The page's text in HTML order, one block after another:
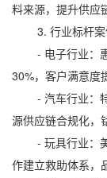
料来源，提升供应
3. 行业标杆案
- 电子行业：惠
30%，客户满意度
- 汽车行业：特
源供应链合规化，
- 玩具行业：美
作建立救助体系，